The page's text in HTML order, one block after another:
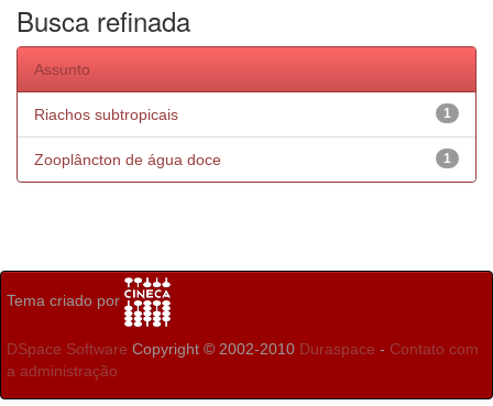
Busca refinada
Assunto
1
Riachos subtropicais
1
Zooplâncton de água doce
Tema criado por
DSpace Software Copyright © 2002-2010 Duraspace - Contato com
a administração